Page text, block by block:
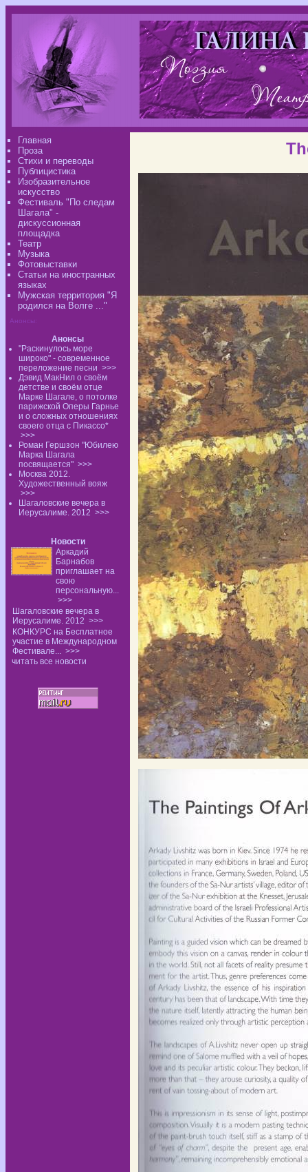
Главная
Проза
Стихи и переводы
Публицистика
Изобразительное
искусство
Фестиваль "По следам
Шагала" -
дискуссионная
площадка
Театр
Музыка
Фотовыставки
Статьи на иностранных
языках
Мужская территория "Я
родился на Волге ..."
Анонсы:
Анонсы
"Раскинулось море
широко" - современное
переложение песни >>>
Дэвид МакНил о своём
детстве и своём отце
Марке Шагале, о потолке
парижской Оперы Гарнье
и о сложных отношениях
своего отца с Пикассо*
>>>
Роман Гершзон "Юбилею
Марка Шагала
посвящается" >>>
Москва 2012.
Художественный вояж
>>>
Шагаловские вечера в
Иерусалиме. 2012 >>>
Новости
Аркадий
Барнабов
приглашает на
свою
персональную...
>>>
Шагаловские вечера в
Иерусалиме. 2012 >>>
КОНКУРС на Бесплатное
участие в Международном
Фестивале... >>>
читать все новости